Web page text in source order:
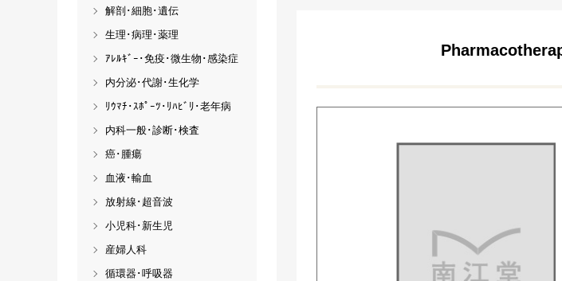
解剖･細胞･遺伝
生理･病理･薬理
ｱﾚﾙｷﾞｰ･免疫･微生物･感染症
内分泌･代謝･生化学
ﾘｳﾏﾁ･ｽﾎﾟｰﾂ･ﾘﾊﾋﾞﾘ･老年病
内科一般･診断･検査
癌･腫瘍
血液･輸血
放射線･超音波
小児科･新生児
産婦人科
循環器･呼吸器